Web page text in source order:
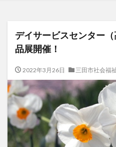
デイサービスセンター
品展開催！
2022年3月26日 三田市社会福